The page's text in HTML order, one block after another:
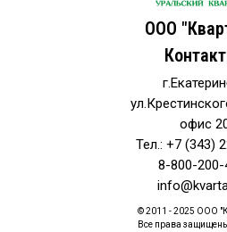
ООО
офис
Тел.: +7 (343)
8-800-200-
© 2011 - 2025 ООО
Все права